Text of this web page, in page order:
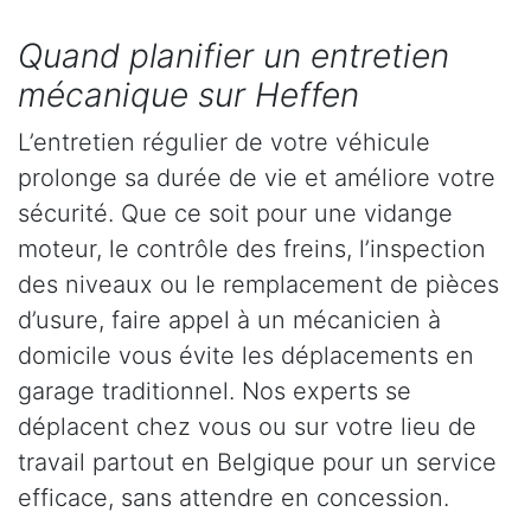
Quand planifier un entretien
mécanique sur Heffen
L’entretien régulier de votre véhicule
prolonge sa durée de vie et améliore votre
sécurité. Que ce soit pour une vidange
moteur, le contrôle des freins, l’inspection
des niveaux ou le remplacement de pièces
d’usure, faire appel à un mécanicien à
domicile vous évite les déplacements en
garage traditionnel. Nos experts se
déplacent chez vous ou sur votre lieu de
travail partout en Belgique pour un service
efficace, sans attendre en concession.